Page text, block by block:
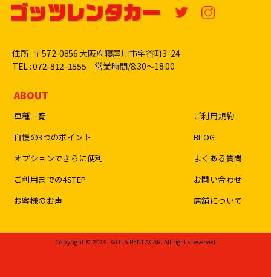
住所 : 〒572-0856 大阪府寝屋川市宇谷町3-24
TEL : 072-812-1555 営業時間/8:30〜18:00
ABOUT
車種一覧
ご利用規約
自慢の3つのポイント
BLOG
オプションでさらに便利
よくある質問
ご利用までの4STEP
お問い合わせ
お客様のお声
店舗について
Copyright © 2019. GOTS RENTACAR. All rights reserved